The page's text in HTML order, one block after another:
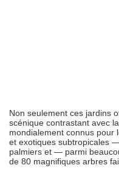
Non seulement ces jardins
scénique contrastant avec
mondialement connus pour
et exotiques subtropicales
palmiers et — parmi
de 80 magnifiques arbres